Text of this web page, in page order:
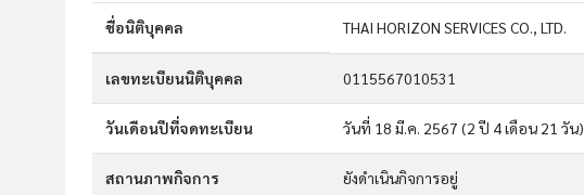
ชื่อนิติบุคคล THAI HORIZON SERVICES CO., LTD.
เลขทะเบียนนิติบุคคล 0115567010531
วันเดือนปีที่จดทะเบียน วันที่ 18 มี.ค. 2567 (2 ปี 4 เดือน 21 วัน)
สถานภาพกิจการ ยังดำเนินกิจการอยู่